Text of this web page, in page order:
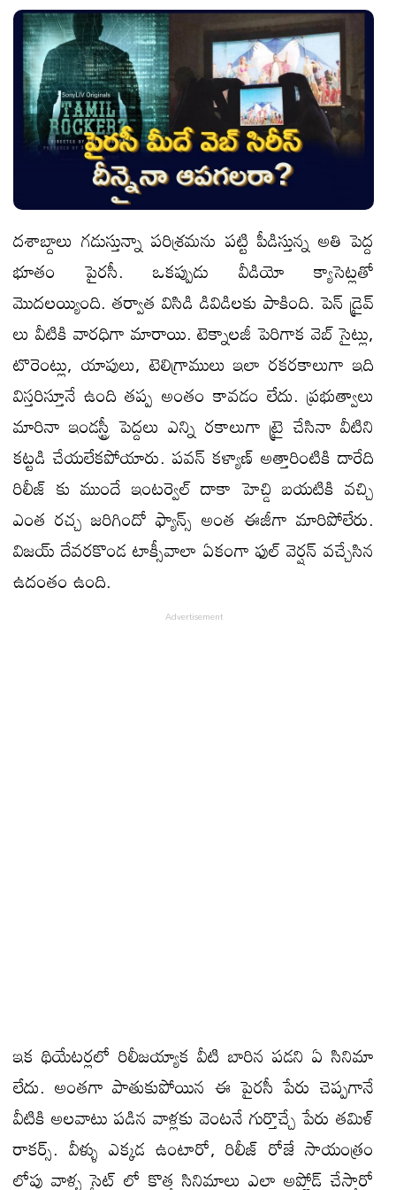
దశాబ్దాలు గడుస్తున్నా పరిశ్రమను పట్టి పీడిస్తున్న అతి పెద్ద
భూతం పైరసీ. ఒకప్పుడు వీడియో క్యాసెట్లతో
మొదలయ్యింది. తర్వాత విసిడి డివిడిలకు పాకింది. పెన్ డ్రైవ్
లు వీటికి వారధిగా మారాయి. టెక్నాలజీ పెరిగాక వెబ్ సైట్లు,
టొరెంట్లు, యాపులు, టెలిగ్రాములు ఇలా రకరకాలుగా ఇది
విస్తరిస్తూనే ఉంది తప్ప అంతం కావడం లేదు. ప్రభుత్వాలు
మారినా ఇండస్ట్రీ పెద్దలు ఎన్ని రకాలుగా ట్రై చేసినా వీటిని
కట్టడి చేయలేకపోయారు. పవన్ కళ్యాణ్ అత్తారింటికి దారేది
రిలీజ్ కు ముందే ఇంటర్వెల్ దాకా హెచ్డి బయటికి వచ్చి
ఎంత రచ్చ జరిగిందో ఫ్యాన్స్ అంత ఈజీగా మారిపోలేరు.
విజయ్ దేవరకొండ టాక్సీవాలా ఏకంగా ఫుల్ వెర్షన్ వచ్చేసిన
ఉదంతం ఉంది.
ఇక థియేటర్లలో రిలీజయ్యాక వీటి బారిన పడని ఏ సినిమా
లేదు. అంతగా పాతుకుపోయిన ఈ పైరసీ పేరు చెప్పగానే
వీటికి అలవాటు పడిన వాళ్లకు వెంటనే గుర్తొచ్చే పేరు తమిళ్
రాకర్స్. వీళ్ళు ఎక్కడ ఉంటారో, రిలీజ్ రోజే సాయంత్రం
లోపు వాళ్ళ సైట్ లో కొత్త సినిమాలు ఎలా అప్లోడ్ చేస్తారో